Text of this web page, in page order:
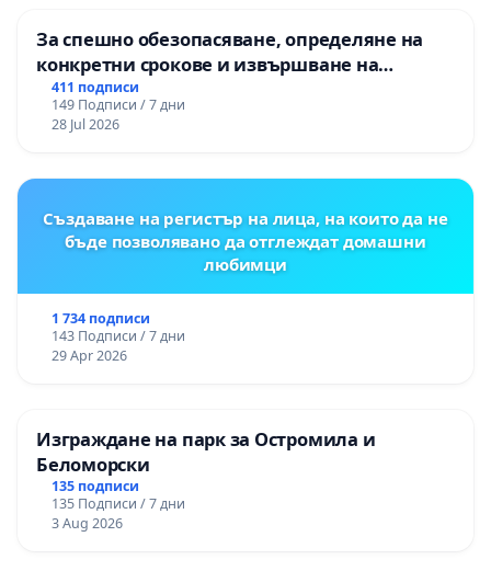
За спешно обезопасяване, определяне на
конкретни срокове и извършване на
цялостна рехабилитация на
републиканския път между пътен възел АМ
„Тракия“ - гр. Ихтиман - с. Мирово - к.к.
411 подписи
149 Подписи / 7 дни
28 Jul 2026
Създаване на регистър на лица, на които да не
бъде позволявано да отглеждат домашни
любимци
1 734 подписи
143 Подписи / 7 дни
29 Apr 2026
Изграждане на парк за Остромила и
Беломорски
135 подписи
135 Подписи / 7 дни
3 Aug 2026